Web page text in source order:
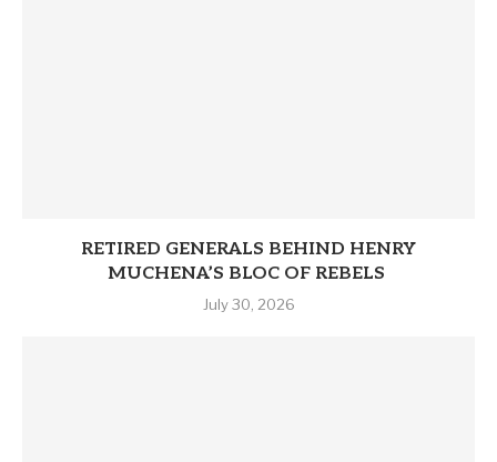
RETIRED GENERALS BEHIND HENRY
MUCHENA’S BLOC OF REBELS
July 30, 2026